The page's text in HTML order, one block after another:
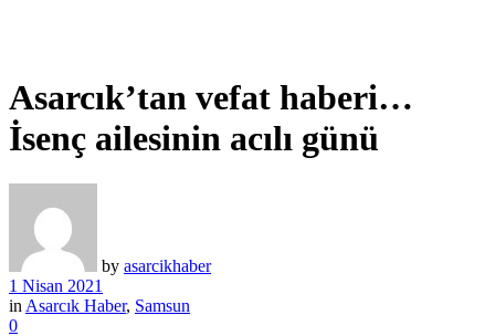
Asarcık’tan vefat haberi…
İsenç ailesinin acılı günü
by asarcikhaber
1 Nisan 2021
in Asarcık Haber, Samsun
0